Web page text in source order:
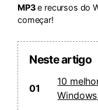
MP3 e recursos do
começar!
Neste artigo
01
10